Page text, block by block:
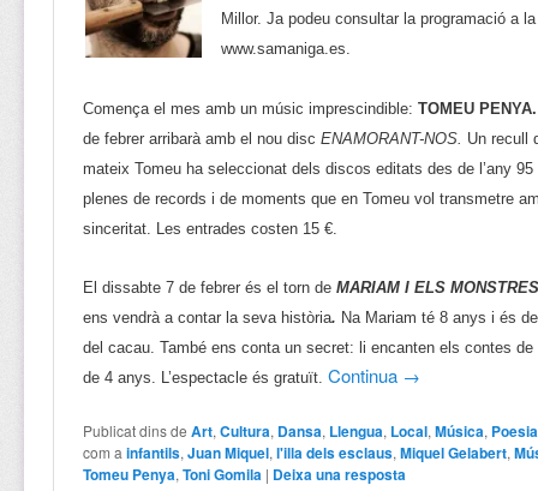
Millor. Ja podeu consultar la programació a
www.samaniga.es.
Comença el mes amb un músic imprescindible:TOMEU PENYA.
de febrer arribarà amb el nou discENAMORANT-NOS. Un recull
mateix Tomeu ha seleccionat dels discos editats des de l’any
plenes de records i de moments que en Tomeu vol transmetre
sinceritat. Les entrades costen 15 €.
El dissabte 7 de febrer és el torn deMARIAM I ELS
ens vendrà a contar la seva història. Na Mariam té 8 anys i és
del cacau. També ens conta un secret: li encanten els contes
de 4 anys. L’espectacle és gratuït. Continua →
Publicat dins de Art,Cultura, Dansa, Llengua, Local,Música, Poesia
com a infantils,Juan Miquel,l'illa dels esclaus,Miquel Gelabert,
Tomeu Penya,Toni Gomila | Deixa una resposta